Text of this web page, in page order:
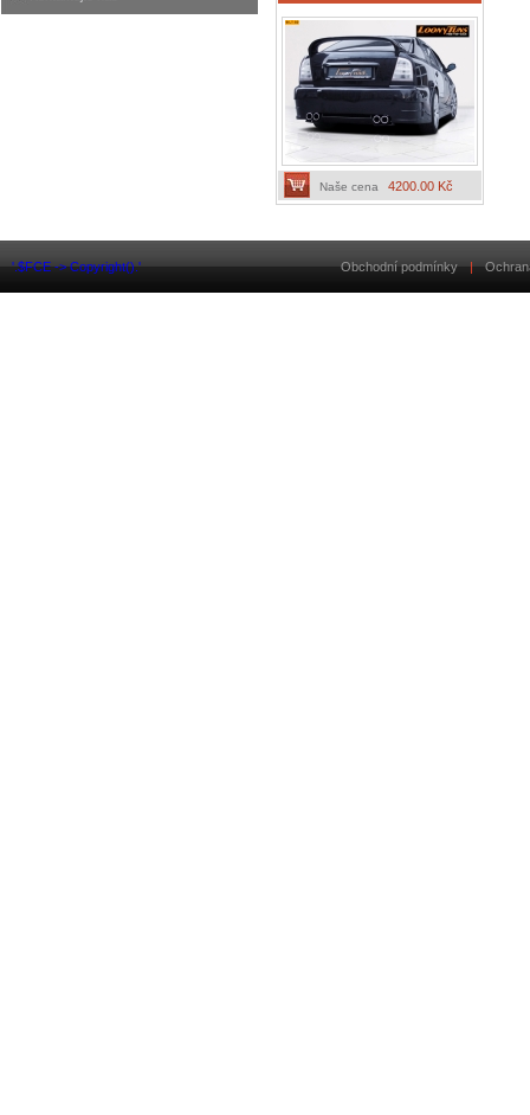
Naše cena 4200.00 Kč
'.$FCE -> Copyright().' Obchodní podmínky |